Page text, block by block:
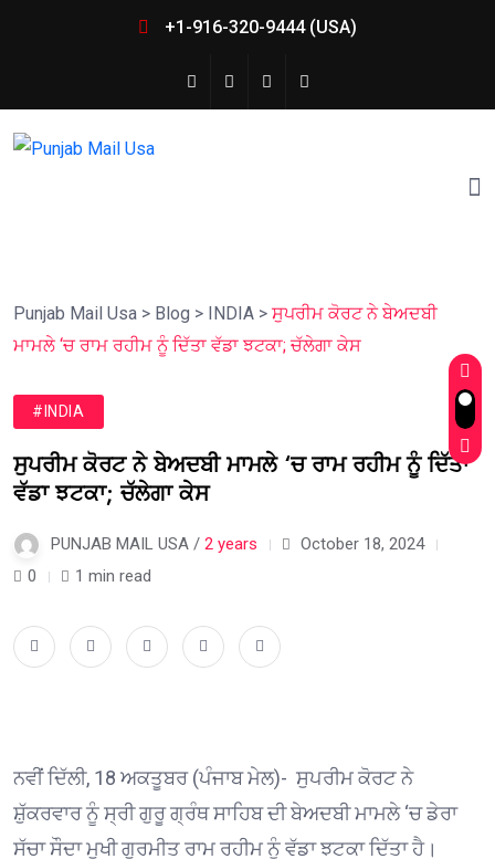
+1-916-320-9444 (USA)
Punjab Mail Usa > Blog > INDIA > ਸੁਪਰੀਮ ਕੋਰਟ ਨੇ ਬੇਅਦਬੀ
ਮਾਮਲੇ ‘ਚ ਰਾਮ ਰਹੀਮ ਨੂੰ ਦਿੱਤਾ ਵੱਡਾ ਝਟਕਾ; ਚੱਲੇਗਾ ਕੇਸ
#INDIA
ਸੁਪਰੀਮ ਕੋਰਟ ਨੇ ਬੇਅਦਬੀ ਮਾਮਲੇ ‘ਚ ਰਾਮ ਰਹੀਮ ਨੂੰ ਦਿੱਤਾ
ਵੱਡਾ ਝਟਕਾ; ਚੱਲੇਗਾ ਕੇਸ
PUNJAB MAIL USA / 2 years
October 18, 2024
0
1 min read
ਨਵੀਂ ਦਿੱਲੀ, 18 ਅਕਤੂਬਰ (ਪੰਜਾਬ ਮੇਲ)- ਸੁਪਰੀਮ ਕੋਰਟ ਨੇ
ਸ਼ੁੱਕਰਵਾਰ ਨੂੰ ਸ੍ਰੀ ਗੁਰੂ ਗ੍ਰੰਥ ਸਾਹਿਬ ਦੀ ਬੇਅਦਬੀ ਮਾਮਲੇ ‘ਚ ਡੇਰਾ
ਸੱਚਾ ਸੌਦਾ ਮੁਖੀ ਗੁਰਮੀਤ ਰਾਮ ਰਹੀਮ ਨੂੰ ਵੱਡਾ ਝਟਕਾ ਦਿੱਤਾ ਹੈ।